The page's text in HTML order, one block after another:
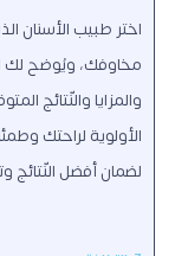
اختر طبيب الأسنان
مخاوفك، ويُوضح لك
والمزايا والنّتائج
الأولوية لراحتك
لضمان أفضل النّتائج